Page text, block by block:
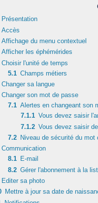
Présentation
Accès
Affichage du menu contextuel
Afficher les éphémérides
Choisir l'unité de temps
5.1 Champs métiers
Changer sa langue
Changer son mot de passe
7.1 Alertes en changeant son
7.1.1 Vous devez saisir
7.1.2 Vous devez saisir
7.2
Niveau de sécurité du mot
Communication
8.1
E-mail
8.2 Gérer l'abonnement à la
Editer sa photo
Mettre à jour sa date de